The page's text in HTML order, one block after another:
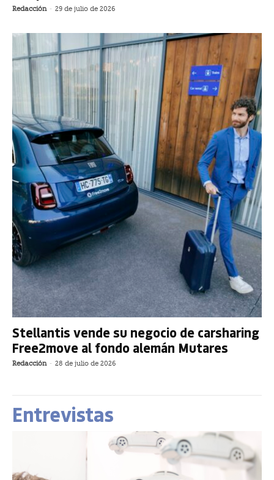
Redacción - 29 de julio de 2026
Stellantis vende su negocio de carsharing
Free2move al fondo alemán Mutares
Redacción - 28 de julio de 2026
Entrevistas